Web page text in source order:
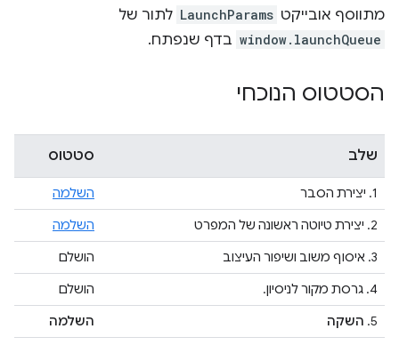
מתווסף אובייקט LaunchParams לתור של
window.launchQueue בדף שנפתח.
הסטטוס הנוכחי
שלב סטטוס
1. יצירת הסבר
השלמה
2. יצירת טיוטה ראשונה של המפרט
השלמה
3. איסוף משוב ושיפור העיצוב
הושלם
4. גרסת מקור לניסיון.
הושלם
5. השקה השלמה